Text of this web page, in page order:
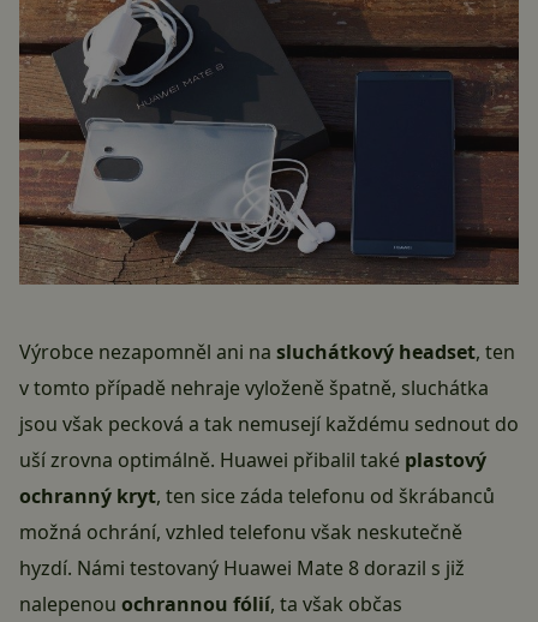
Výrobce nezapomněl ani na sluchátkový headset, ten
v tomto případě nehraje vyloženě špatně, sluchátka
jsou však pecková a tak nemusejí každému sednout do
uší zrovna optimálně. Huawei přibalil také plastový
ochranný kryt, ten sice záda telefonu od škrábanců
možná ochrání, vzhled telefonu však neskutečně
hyzdí. Námi testovaný Huawei Mate 8 dorazil s již
nalepenou ochrannou fólií, ta však občas